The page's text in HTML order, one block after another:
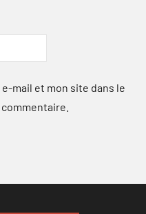
mail et mon site dans le